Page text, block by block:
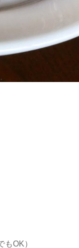
OK）